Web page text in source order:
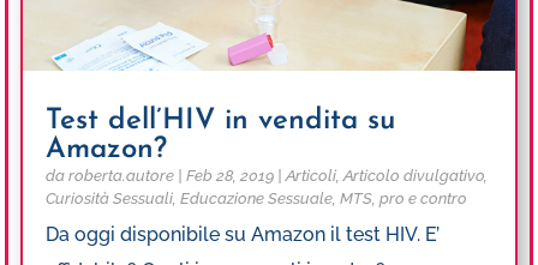
Test dell’HIV in vendita su
Amazon?
daroberta.autore |Feb 28, 2019 |Articoli,Articolo divulgativo,
Curiosità Sessuali,Educazione Sessuale,MTS,pro e contro
Da oggi disponibile su Amazon il test HIV. E’